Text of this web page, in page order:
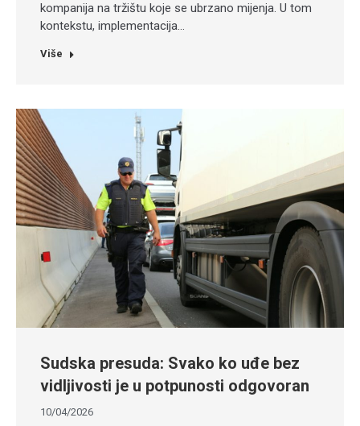
kompanija na tržištu koje se ubrzano mijenja. U tom
kontekstu, implementacija…
Više
Sudska presuda: Svako ko uđe bez
vidljivosti je u potpunosti odgovoran
10/04/2026